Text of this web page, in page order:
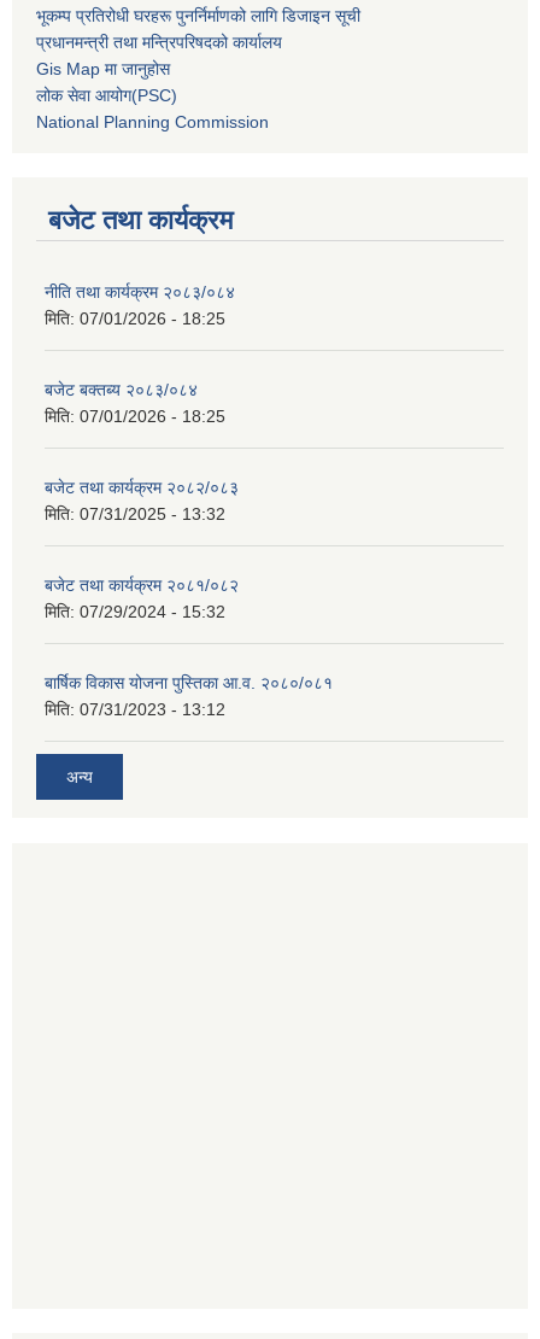
भूकम्प प्रतिरोधी घरहरू पुनर्निर्माणको लागि डिजाइन सूची
प्रधानमन्त्री तथा मन्त्रिपरिषदको कार्यालय
Gis Map मा जानुहोस
लोक सेवा आयोग(PSC)
National Planning Commission
बजेट तथा कार्यक्रम
नीति तथा कार्यक्रम २०८३/०८४
मिति: 07/01/2026 - 18:25
बजेट बक्तब्य २०८३/०८४
मिति: 07/01/2026 - 18:25
बजेट तथा कार्यक्रम २०८२/०८३
मिति: 07/31/2025 - 13:32
बजेट तथा कार्यक्रम २०८१/०८२
मिति: 07/29/2024 - 15:32
बार्षिक विकास योजना पुस्तिका आ.व. २०८०/०८१
मिति: 07/31/2023 - 13:12
अन्य